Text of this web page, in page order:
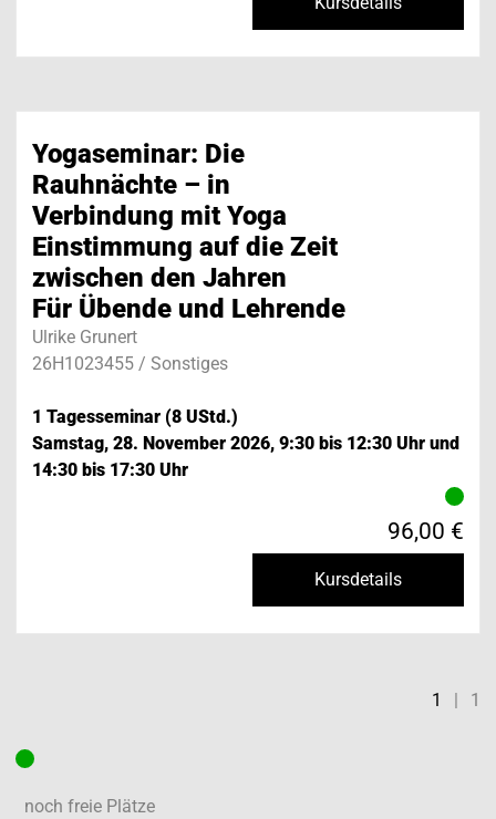
Yogaseminar: Die
Rauhnächte – in
Verbindung mit Yoga
Einstimmung auf die Zeit
zwischen den Jahren
Für Übende und Lehrende
Ulrike Grunert
26H1023455 / Sonstiges
1 Tagesseminar (8 UStd.)
Samstag, 28. November 2026, 9:30 bis 12:30 Uhr und
14:30 bis 17:30 Uhr
96,00 €
Kursdetails
noch freie Plätze
1 | 1